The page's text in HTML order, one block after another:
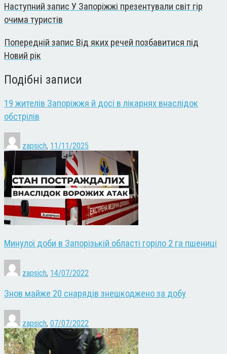
Наступний запис У Запоріжжі презентували світ гір
очима туристів
Попередній запис Від яких речей позбавитися під
Новий рік
Подібні записи
19 жителів Запоріжжя й досі в лікарнях внаслідок
обстрілів
zapsich, 11/11/2025
Минулої доби в Запорізькій області горіло 2 га пшениці
zapsich, 14/07/2022
Знов майже 20 снарядів знешкоджено за добу
zapsich, 07/07/2022